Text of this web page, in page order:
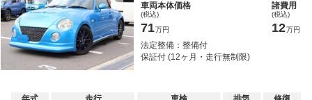
車両本体価格
(税込)
71万円
諸費用
(税込)
12万円
法定整備：整備付
保証付 (12ヶ月・走行無制限)